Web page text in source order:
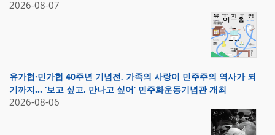
2026-08-07
유가협·민가협 40주년 기념전, 가족의 사랑이 민주주의 역사가 되
기까지… ‘보고 싶고, 만나고 싶어’ 민주화운동기념관 개최
2026-08-06